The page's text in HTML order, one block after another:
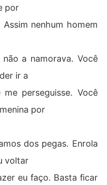
por
nenhum homem
a namorava. Você
ir a
perseguisse. Você
por
dos pegas. Enrola
voltar
eu faço. Basta ficar